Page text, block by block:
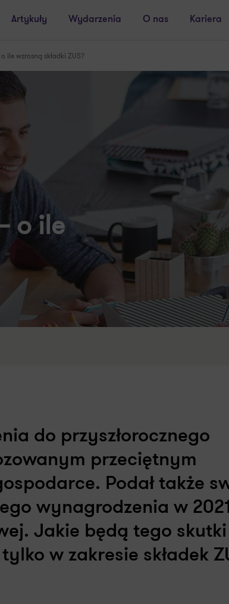
Artykuły Wydarzenia O nas Kariera
ile wzrosną składki ZUS?
o ile
do przyszłorocznego
przeciętnym
Podał także
wynagrodzenia w
Jakie będą tego
w zakresie składek